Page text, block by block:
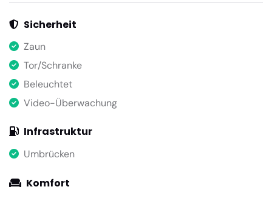
Sicherheit
Zaun
Tor/Schranke
Beleuchtet
Video-Überwachung
Infrastruktur
Umbrücken
Komfort